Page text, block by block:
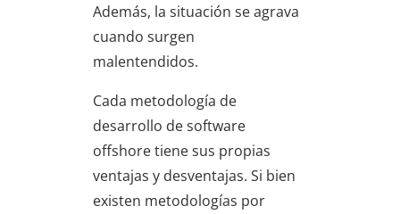
Además, la situación se agrava
cuando surgen
malentendidos.
Cada metodología de
desarrollo de software
offshore tiene sus propias
ventajas y desventajas. Si bien
existen metodologías por